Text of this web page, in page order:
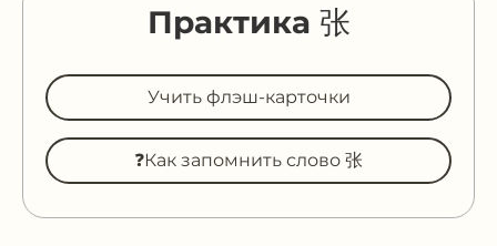
Практика 张
Учить флэш-карточки
❓Как запомнить слово 张